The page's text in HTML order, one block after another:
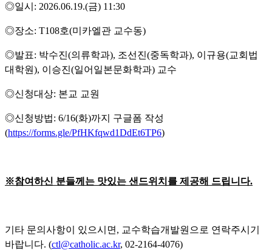
◎일시: 2026.06.19.(금) 11:30
◎장소: T108호(미카엘관 교수동)
◎발표: 박수진(의류학과), 조선진(중독학과), 이규용(교회법
대학원), 이승진(일어일본문화학과) 교수
◎신청대상: 본교 교원
◎신청방법: 6/16(화)까지 구글폼 작성
(https://forms.gle/PfHKfqwd1DdEt6TP6)
※참여하신 분들께는 맛있는 샌드위치를 제공해 드립니다.
기타 문의사항이 있으시면, 교수학습개발원으로 연락주시기
바랍니다. (ctl@catholic.ac.kr, 02-2164-4076)